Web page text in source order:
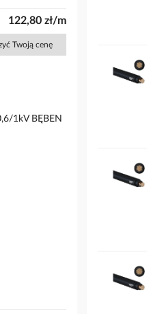
122,80 zł/m
Twoją cenę
1kV BĘBEN